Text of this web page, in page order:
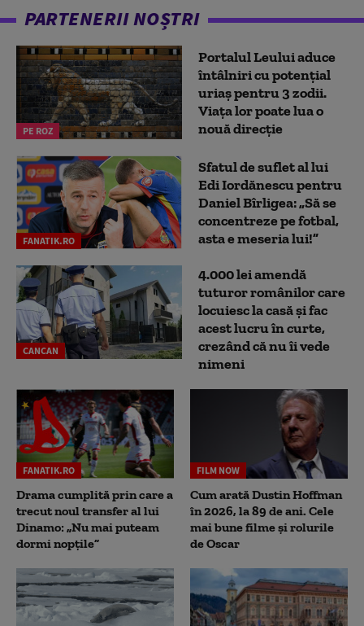
PARTENERII NOȘTRI
PE ROZ
Portalul Leului aduce
întâlniri cu potențial
uriaș pentru 3 zodii.
Viața lor poate lua o
nouă direcție
FANATIK.RO
Sfatul de suflet al lui
Edi Iordănescu pentru
Daniel Bîrligea: „Să se
concentreze pe fotbal,
asta e meseria lui!”
CANCAN
4.000 lei amendă
tuturor românilor care
locuiesc la casă și fac
acest lucru în curte,
crezând că nu îi vede
nimeni
FANATIK.RO
Drama cumplită prin care a
trecut noul transfer al lui
Dinamo: „Nu mai puteam
dormi nopțile”
FILM NOW
Cum arată Dustin Hoffman
în 2026, la 89 de ani. Cele
mai bune filme și rolurile
de Oscar